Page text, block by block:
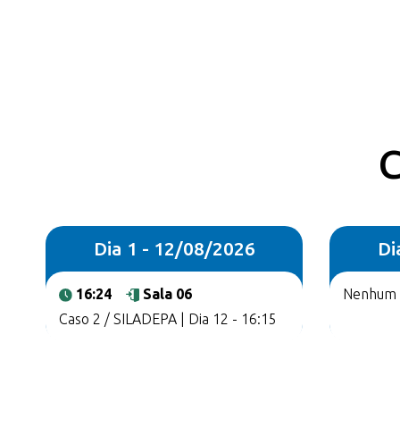
Dia 1 - 12/08/2026
16:24
Sala 06
Caso 2 / SILADEPA | Dia 12 - 16:15